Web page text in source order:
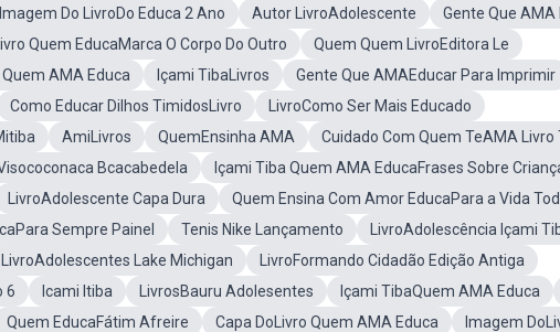
Imagem Do LivroDo Educa 2 Ano Autor LivroAdolescente
Gente Que
Livro Quem EducaMarca O Corpo Do Outro
Quem Quem LivroEditora Le
AMA Educa
Içami TibaLivros
Gente Que AMAEducar Para Imprimir
Como Educar Dilhos TimidosLivro
LivroComo Ser Mais Educado
AmiLivros QuemEnsinha AMA
Cuidado Com Quem TeAMA Livro
Bcacabedela Içami Tiba Quem AMA EducaFrases Sobre
LivroAdolescente Capa Dura
Quem Ensina Com Amor EducaPara a Vida
Sempre Painel
Tenis Nike Lançamento
LivroAdolescência Içami
LivroAdolescentes Lake Michigan
LivroFormando Cidadão Edição Antiga
6
Icami Itiba LivrosBauru Adolesentes Içami TibaQuem AMA Educa
Quem EducaFátim Afreire Capa DoLivro Quem AMA Educa
Imagem